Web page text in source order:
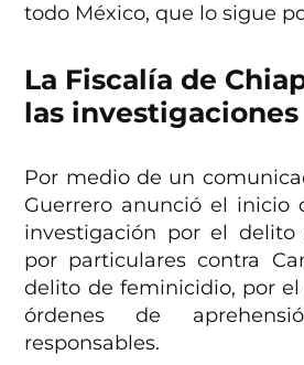
todo México, que lo sigue
La Fiscalía de
las investigaciones
Por medio de un
Guerrero anunció el inicio
investigación por el delito
por particulares contra
delito de feminicidio, por
órdenes de
responsables.